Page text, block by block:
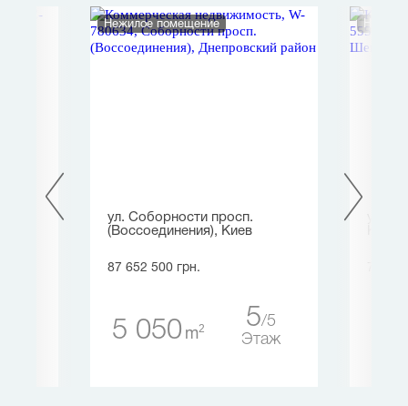
Нежилое помещение
ул. Соборности просп.
(Воссоединения), Киев
87 652 500 грн.
5 050 m2 5 5
Этаж